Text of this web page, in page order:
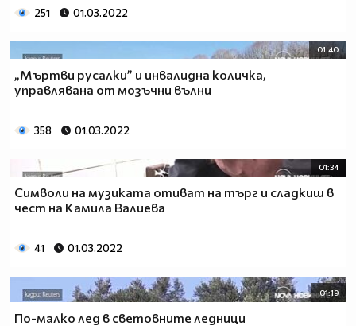
251 01.03.2022
01:40
„Мъртви русалки” и инвалидна количка,
управлявана от мозъчни вълни
358 01.03.2022
01:34
Символи на музиката отиват на търг и сладкиш в
чест на Камила Валиева
41 01.03.2022
01:19
По-малко лед в световните ледници